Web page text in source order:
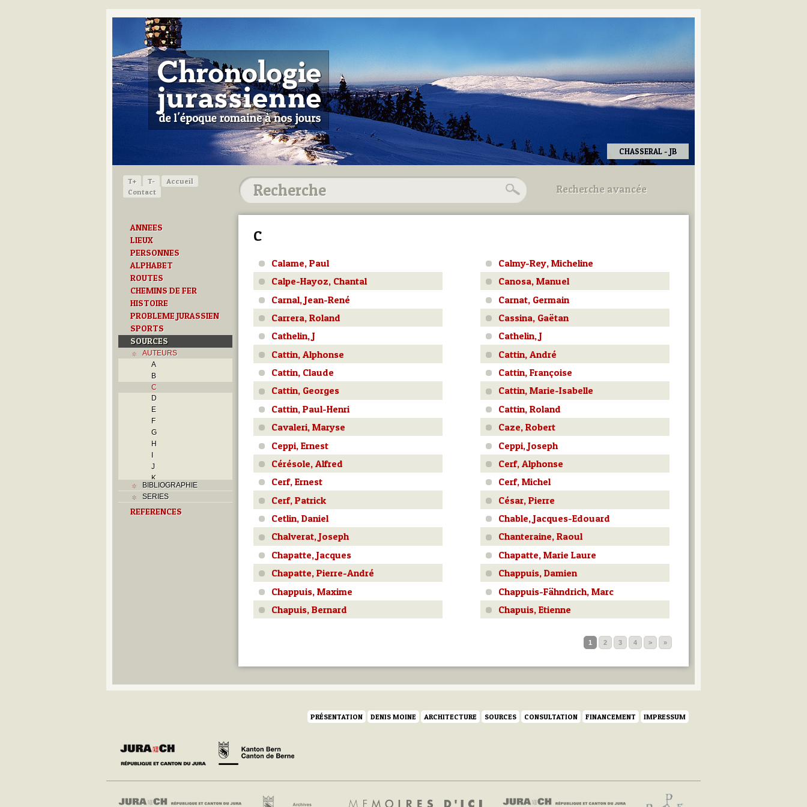
CHASSERAL - JB
T+ T-
Accueil
Contact
ANNEES
LIEUX
PERSONNES
ALPHABET
ROUTES
CHEMINS DE FER
HISTOIRE
PROBLEME JURASSIEN
SPORTS
SOURCES
AUTEURS
A
B
C
D
E
F
G
H
I
J
K
L
M
N
BIBLIOGRAPHIE
SERIES
REFERENCES
Recherche avancée
Utilisez les champs ci-dessous
C
Calame, Paul
Calmy-Rey, Micheline
Calpe-Hayoz, Chantal
Canosa, Manuel
Carnal, Jean-René
Carnat, Germain
Carrera, Roland
Cassina, Gaëtan
Cathelin, J
Cathelin, J
Cattin, Alphonse
Cattin, André
Cattin, Claude
Cattin, Françoise
Cattin, Georges
Cattin, Marie-Isabelle
Cattin, Paul-Henri
Cattin, Roland
Cavaleri, Maryse
Caze, Robert
Ceppi, Ernest
Ceppi, Joseph
Cérésole, Alfred
Cerf, Alphonse
Cerf, Ernest
Cerf, Michel
Cerf, Patrick
César, Pierre
Cetlin, Daniel
Chable, Jacques-Edouard
Chalverat, Joseph
Chanteraine, Raoul
Chapatte, Jacques
Chapatte, Marie Laure
Chapatte, Pierre-André
Chappuis, Damien
Chappuis, Maxime
Chappuis-Fähndrich, Marc
Chapuis, Bernard
Chapuis, Etienne
1 2 3 4 > »
PRÉSENTATION DENIS MOINE ARCHITECTURE SOURCES CONSULTATION FINANCEMENT IMPRESSUM